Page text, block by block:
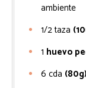
ambiente
1/2taza
1 huevo
6 cda